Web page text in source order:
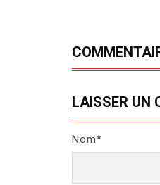
LAISSER UN
Nom*